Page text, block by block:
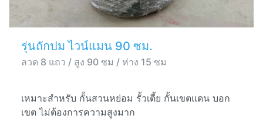
รุ่นถักปม ไวน์แมน 90 ซม.
ลวด 8 แถว / สูง 90 ซม / ห่าง 15 ซม
เหมาะสำหรับ กั้นสวนหย่อม รั้วเตี้ย กั้นเขตแดน บอก
เขต ไม่ต้องการความสูงมาก